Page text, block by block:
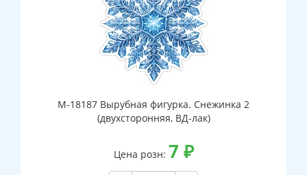
М-18187 Вырубная фигурка. Снежинка 2
(двухсторонняя, ВД-лак)
Цена розн: 7 ₽